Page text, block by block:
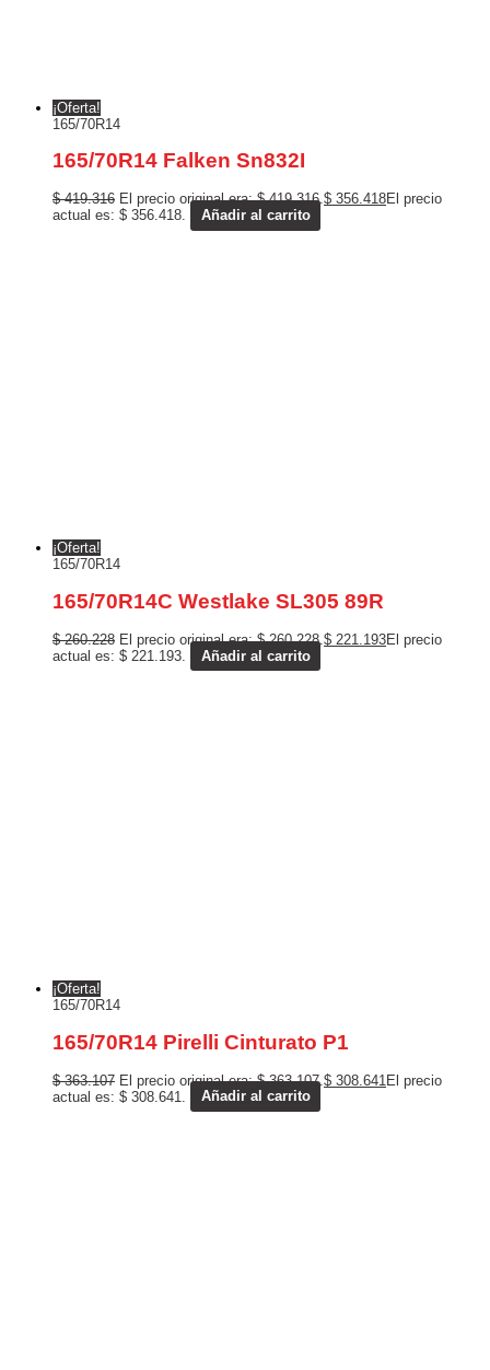
¡Oferta!
165/70R14
165/70R14 Falken Sn832I
$419.316 El precio original era: $ 419.316.$ 356.418El precio
actual es: $ 356.418.
Añadir al carrito
¡Oferta!
165/70R14
165/70R14C Westlake SL305 89R
$260.228 El precio original era: $ 260.228.$ 221.193El precio
actual es: $ 221.193.
Añadir al carrito
¡Oferta!
165/70R14
165/70R14 Pirelli Cinturato P1
$363.107 El precio original era: $ 363.107. $ 308.641 El precio
actual es: $ 308.641.
Añadir al carrito